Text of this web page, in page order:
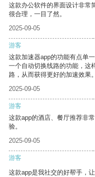
这款办公软件的界面设计非常
很合理，一目了然。
2025-09-05
游客
这款加速器app的功能有点单
一个自动切换线路的功能，这
路，从而获得更好的加速效果。
2025-09-05
游客
这款app的酒店、餐厅推荐非
验。
2025-09-05
游客
这款app是我社交的好帮手，